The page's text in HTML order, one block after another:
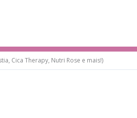
Cica Therapy, Nutri Rose e mais!)